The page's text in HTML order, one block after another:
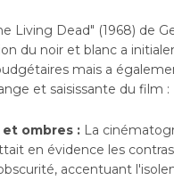
Living Dead" (1968) de
du noir et blanc a
mais a
et saisissante du film :
ombres : La
en évidence les
accentuant